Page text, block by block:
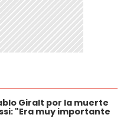
Giralt por la muerte
"Era muy importante